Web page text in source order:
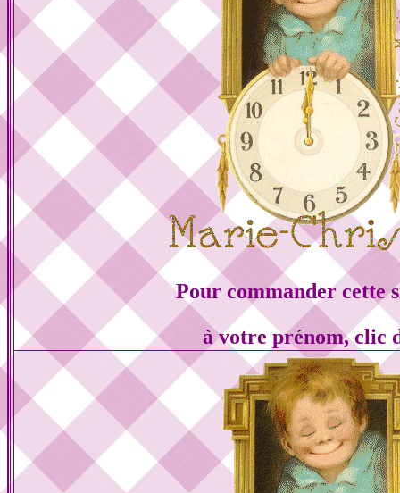
Pour commander cette
à votre prénom, clic